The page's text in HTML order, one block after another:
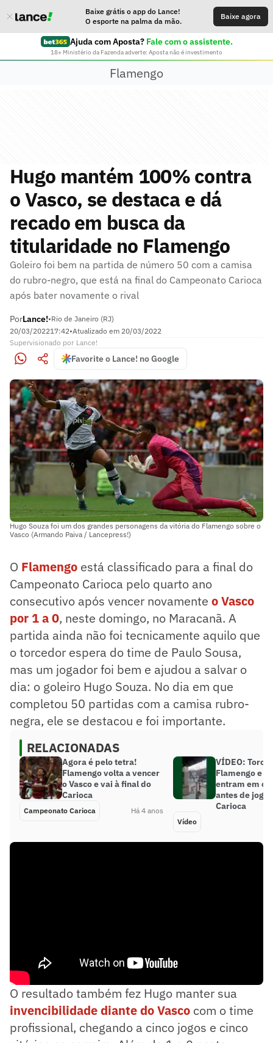
Baixe grátis o app do Lance!
O esporte na palma da mão.
Baixe agora
Ajuda com Aposta? Fale com o assistente.
18+ Ministério da Fazenda adverte: Aposta não é investimento
Flamengo
Hugo mantém 100% contra
o Vasco, se destaca e dá
recado em busca da
titularidade no Flamengo
Goleiro foi bem na partida de número 50 com a camisa
do rubro-negro, que está na final do Campeonato Carioca
após bater novamente o rival
PorLance!•Rio de Janeiro (RJ)
20/03/202217:42•Atualizado em 20/03/2022
Supervisionado por Lance!
Favorite o Lance! no Google
Hugo Souza foi um dos grandes personagens da vitória do Flamengo sobre o
Vasco (Armando Paiva / Lancepress!)
O Flamengo está classificado para a final do
Campeonato Carioca pelo quarto ano
consecutivo após vencer novamente o Vasco
por 1 a 0, neste domingo, no Maracanã. A
partida ainda não foi tecnicamente aquilo que
o torcedor espera do time de Paulo Sousa,
mas um jogador foi bem e ajudou a salvar o
dia: o goleiro Hugo Souza. No dia em que
completou 50 partidas com a camisa rubro-
negra, ele se destacou e foi importante.
RELACIONADAS
Agora é pelo tetra!
Flamengo volta a vencer
o Vasco e vai à final do
Carioca
Campeonato Carioca Há 4 anos
VÍDEO:
Flamengo e
entram em
antes de jogo
Carioca
Vídeo
O resultado também fez Hugo manter sua
invencibilidade diante do Vasco com o time
profissional, chegando a cinco jogos e cinco